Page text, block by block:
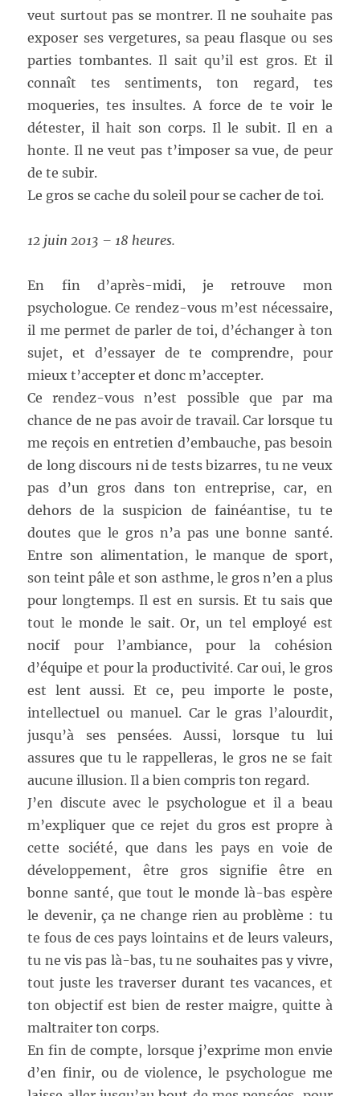
veut surtout pas se montrer. Il ne souhaite pas
exposer ses vergetures, sa peau flasque ou ses
parties tombantes. Il sait qu’il est gros. Et il
connaît tes sentiments, ton regard, tes
moqueries, tes insultes. A force de te voir le
détester, il hait son corps. Il le subit. Il en a
honte. Il ne veut pas t’imposer sa vue, de peur
de te subir.
Le gros se cache du soleil pour se cacher de toi.
12 juin 2013 – 18 heures.
En fin d’après-midi, je retrouve mon
psychologue. Ce rendez-vous m’est nécessaire,
il me permet de parler de toi, d’échanger à ton
sujet, et d’essayer de te comprendre, pour
mieux t’accepter et donc m’accepter.
Ce rendez-vous n’est possible que par ma
chance de ne pas avoir de travail. Car lorsque tu
me reçois en entretien d’embauche, pas besoin
de long discours ni de tests bizarres, tu ne veux
pas d’un gros dans ton entreprise, car, en
dehors de la suspicion de fainéantise, tu te
doutes que le gros n’a pas une bonne santé.
Entre son alimentation, le manque de sport,
son teint pâle et son asthme, le gros n’en a plus
pour longtemps. Il est en sursis. Et tu sais que
tout le monde le sait. Or, un tel employé est
nocif pour l’ambiance, pour la cohésion
d’équipe et pour la productivité. Car oui, le gros
est lent aussi. Et ce, peu importe le poste,
intellectuel ou manuel. Car le gras l’alourdit,
jusqu’à ses pensées. Aussi, lorsque tu lui
assures que tu le rappelleras, le gros ne se fait
aucune illusion. Il a bien compris ton regard.
J’en discute avec le psychologue et il a beau
m’expliquer que ce rejet du gros est propre à
cette société, que dans les pays en voie de
développement, être gros signifie être en
bonne santé, que tout le monde là-bas espère
le devenir, ça ne change rien au problème : tu
te fous de ces pays lointains et de leurs valeurs,
tu ne vis pas là-bas, tu ne souhaites pas y vivre,
tout juste les traverser durant tes vacances, et
ton objectif est bien de rester maigre, quitte à
maltraiter ton corps.
En fin de compte, lorsque j’exprime mon envie
d’en finir, ou de violence, le psychologue me